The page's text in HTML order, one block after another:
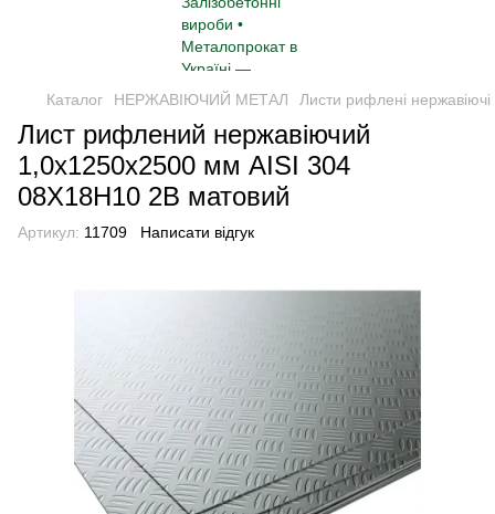
Каталог НЕРЖАВІЮЧИЙ МЕТАЛ Листи рифлені нержавіючі
Лист рифлений нержавіючий
1,0x1250x2500 мм AISI 304
08Х18Н10 2B матовий
Артикул: 11709 Написати відгук